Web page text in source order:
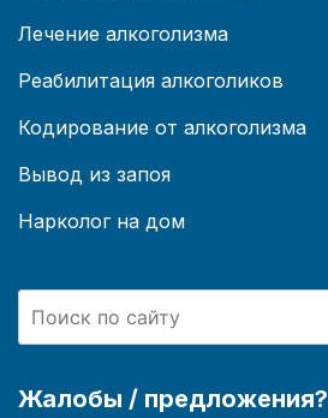
Лечение алкоголизма
Реабилитация алкоголиков
Кодирование от алкоголизма
Вывод из запоя
Нарколог на дом
Жалобы / предложения?